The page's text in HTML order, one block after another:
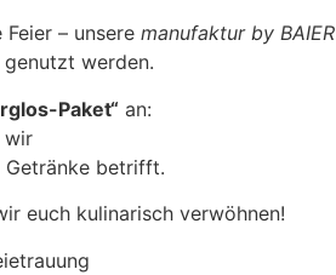
– unsere manufaktur by BAIER
werden.
Paket“ an:
wir
Getränke betrifft.
euch kulinarisch verwöhnen!